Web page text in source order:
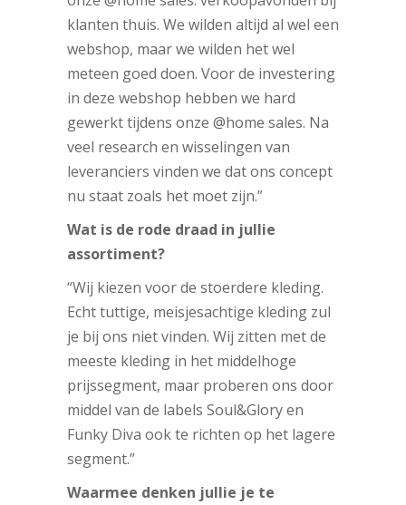
klanten thuis. We wilden altijd al wel een
webshop, maar we wilden het wel
meteen goed doen. Voor de investering
in deze webshop hebben we hard
gewerkt tijdens onze @home sales. Na
veel research en wisselingen van
leveranciers vinden we dat ons concept
nu staat zoals het moet zijn.”
Wat is de rode draad in jullie
assortiment?
“Wij kiezen voor de stoerdere kleding.
Echt tuttige, meisjesachtige kleding zul
je bij ons niet vinden. Wij zitten met de
meeste kleding in het middelhoge
prijssegment, maar proberen ons door
middel van de labels Soul&Glory en
Funky Diva ook te richten op het lagere
segment.”
Waarmee denken jullie je te